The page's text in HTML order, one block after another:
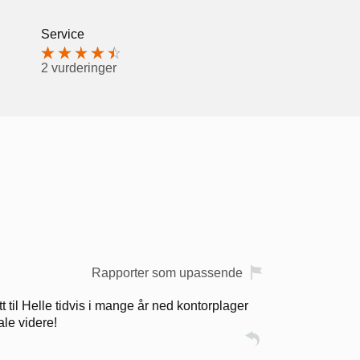
Service
2 vurderinger
Rapporter som upassende
til Helle tidvis i mange år ned kontorplager
videre!